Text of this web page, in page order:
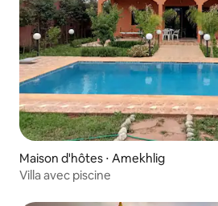
Maison d'hôtes ⋅ Amekhlig
Villa avec piscine